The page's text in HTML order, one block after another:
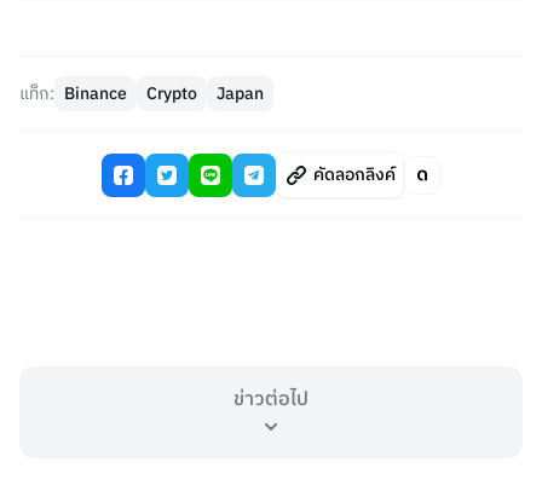
แท็ก: Binance Crypto Japan
คัดลอกลิงค์
ข่าวต่อไป